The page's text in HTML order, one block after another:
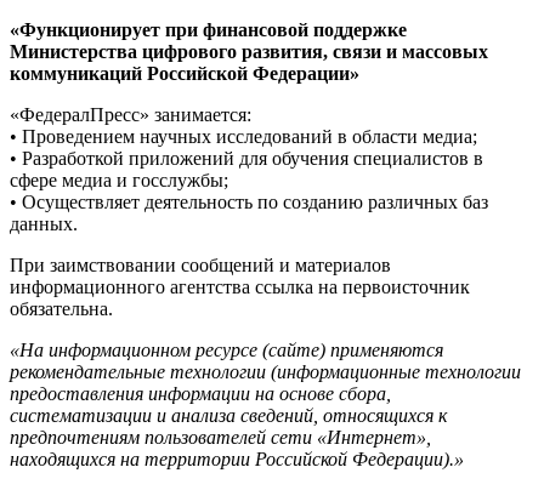
«Функционирует при финансовой поддержке
Министерства цифрового развития, связи и массовых
коммуникаций Российской Федерации»
«ФедералПресс» занимается:
• Проведением научных исследований в области медиа;
• Разработкой приложений для обучения специалистов в
сфере медиа и госслужбы;
• Осуществляет деятельность по созданию различных баз
данных.
При заимствовании сообщений и материалов
информационного агентства ссылка на первоисточник
обязательна.
«На информационном ресурсе (сайте) применяются
рекомендательные технологии (информационные технологии
предоставления информации на основе сбора,
систематизации и анализа сведений, относящихся к
предпочтениям пользователей сети «Интернет»,
находящихся на территории Российской Федерации).»